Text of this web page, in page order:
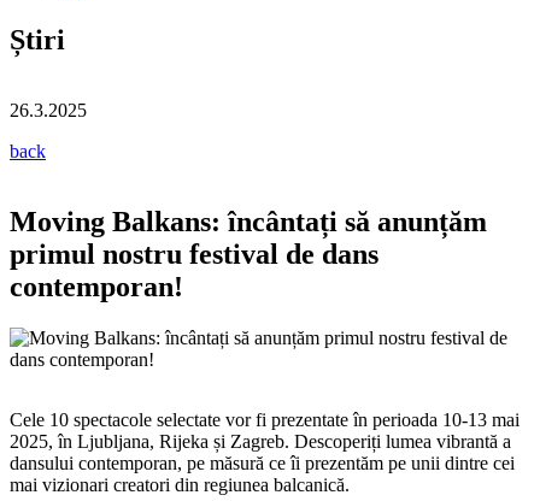
Știri
26.3.2025
back
Moving Balkans: încântați să anunțăm
primul nostru festival de dans
contemporan!
Cele 10 spectacole selectate vor fi prezentate în perioada 10-13 mai
2025, în Ljubljana, Rijeka și Zagreb. Descoperiți lumea vibrantă a
dansului contemporan, pe măsură ce îi prezentăm pe unii dintre cei
mai vizionari creatori din regiunea balcanică.